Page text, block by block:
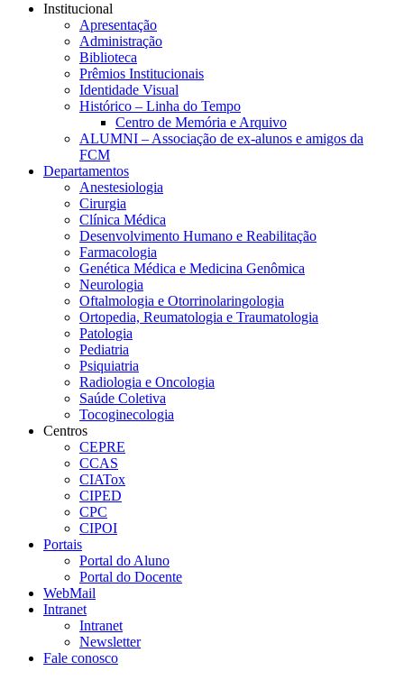
Institucional
Apresentação
Administração
Biblioteca
Prêmios Institucionais
Identidade Visual
Histórico – Linha do Tempo
Centro de Memória e Arquivo
ALUMNI – Associação de ex-alunos e amigos da
FCM
Departamentos
Anestesiologia
Cirurgia
Clínica Médica
Desenvolvimento Humano e Reabilitação
Farmacologia
Genética Médica e Medicina Genômica
Neurologia
Oftalmologia e Otorrinolaringologia
Ortopedia, Reumatologia e Traumatologia
Patologia
Pediatria
Psiquiatria
Radiologia e Oncologia
Saúde Coletiva
Tocoginecologia
Centros
CEPRE
CCAS
CIATox
CIPED
CPC
CIPOI
Portais
Portal do Aluno
Portal do Docente
WebMail
Intranet
Intranet
Newsletter
Fale conosco